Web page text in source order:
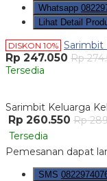
Whatsapp
Lihat Detail
DISKON 10% Sarimbit
Rp 247.050 Rp
Tersedia
Sarimbit Keluarga
Rp 260.550 Rp
Tersedia
Pemesanan dapat
SMS